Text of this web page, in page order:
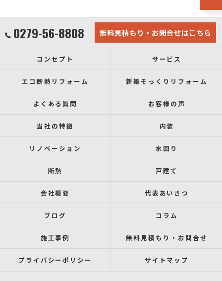
0279-56-8808 無料見積もり・お問合せはこちら
コンセプト サービス
エコ断熱リフォーム 新築そっくりリフォーム
よくある質問 お客様の声
当社の特徴 内装
リノベーション 水回り
断熱 戸建て
会社概要 代表あいさつ
ブログ コラム
施工事例 無料見積もり・お問合せ
プライバシーポリシー サイトマップ